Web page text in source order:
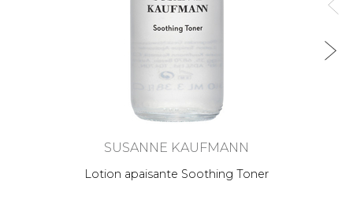
SUSANNE KAUFMANN
Lotion apaisante Soothing Toner